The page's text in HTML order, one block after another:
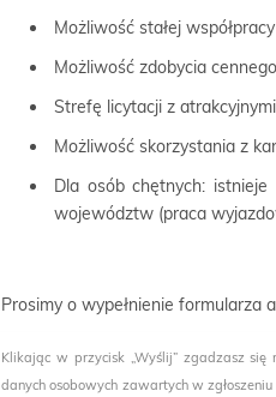
Możliwość stałej współpracy
Możliwość zdobycia
Strefę licytacji z
Możliwość skorzystania z
Dla osób chętnych:
województw (praca
Prosimy o wypełnienie formularza
Klikając w przycisk „Wyślij” zgadzasz
danych osobowych zawartych w